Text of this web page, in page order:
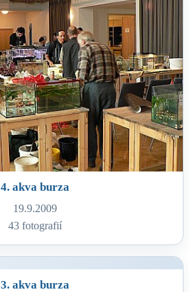
4. akva burza
19.9.2009
43 fotografií
3. akva burza